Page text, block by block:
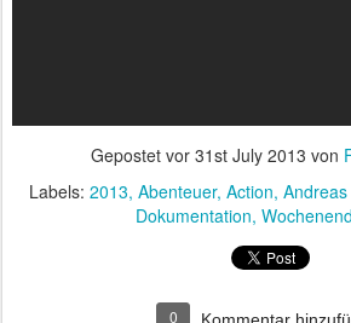
Gepostet vor 31st July 2013 von
Labels: 2013 Abenteuer Action
Dokumentation
0